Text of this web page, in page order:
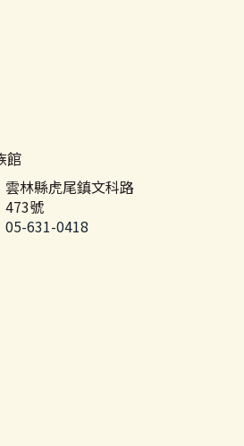
館
雲林縣虎尾鎮文科路
473號
05-631-0418